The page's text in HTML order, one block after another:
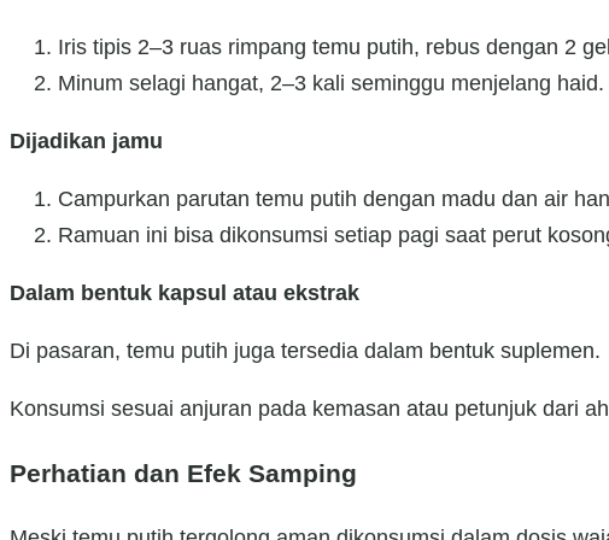
Iris tipis 2–3 ruas rimpang temu putih, rebus dengan 2
Minum selagi hangat, 2–3 kali seminggu menjelang haid.
Dijadikan jamu
Campurkan parutan temu putih dengan madu dan air
Ramuan ini bisa dikonsumsi setiap pagi saat perut
Dalam bentuk kapsul atau ekstrak
Di pasaran, temu putih juga tersedia dalam bentuk suplemen.
Konsumsi sesuai anjuran pada kemasan atau petunjuk dari
Perhatian dan Efek Samping